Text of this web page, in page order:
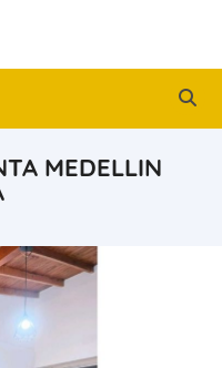
MEDELLIN